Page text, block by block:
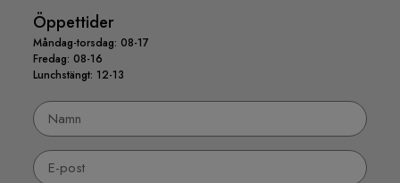
Öppettider
Måndag-torsdag: 08-17
Fredag: 08-16
Lunchstängt: 12-13